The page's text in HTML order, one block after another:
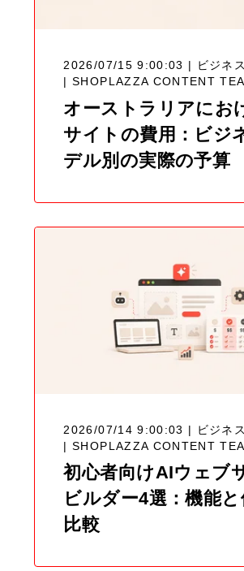
2026/07/15 9:00:03 | ビジネ
|SHOPLAZZA CONTENT
オーストラリアにお
サイトの費用：ビジ
デル別の実際の予算
2026/07/14 9:00:03 | ビジネ
|SHOPLAZZA CONTENT
初心者向けAIウェブ
ビルダー4選：機能
比較